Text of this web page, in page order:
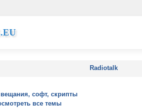
Radiotalk
вещания, софт, скрипты
все темы